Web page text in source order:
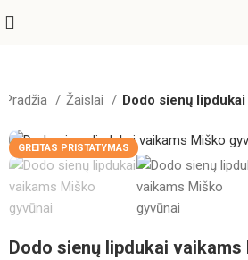
Pradžia Žaislai Dodo sienų
GREITAS PRISTATYMAS
Dodo sienų lipdukai vaikams